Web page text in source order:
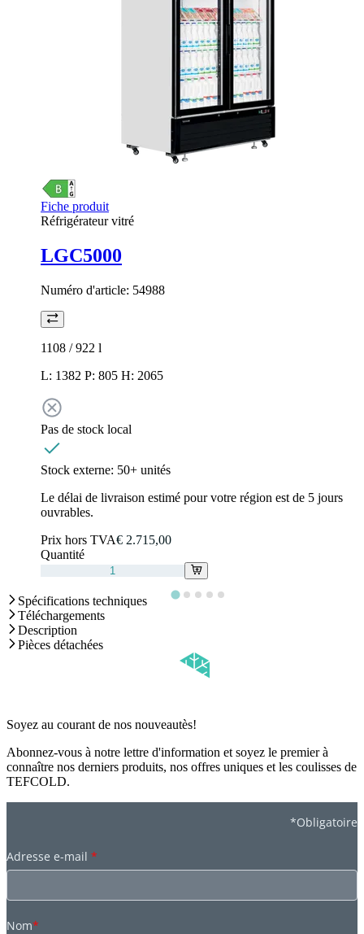
Fiche produit
Réfrigérateur vitré
LGC5000
Numéro d'article: 54988
1108 / 922 l
L: 1382 P: 805 H: 2065
Pas de stock local
Stock externe: 50+ unités
Le délai de livraison estimé pour votre région est de 5 jours
ouvrables.
Prix hors TVA€ 2.715,00
Quantité
Spécifications techniques
Téléchargements
Description
Pièces détachées
Soyez au courant de nos nouveautès!
Abonnez-vous à notre lettre d'information et soyez le premier à
connaître nos derniers produits, nos offres uniques et les coulisses de
TEFCOLD.
*Obligatoire
Adresse e-mail *
Nom*